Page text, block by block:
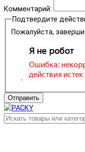
Комментарий:
Подтвердите
Пожалуйста,
Отправить